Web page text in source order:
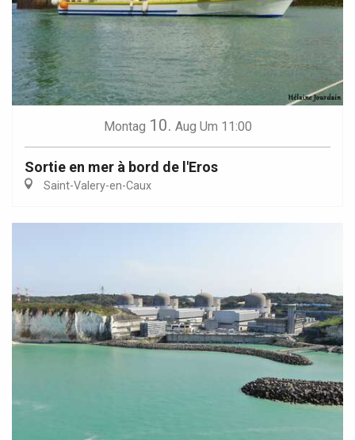
Montag 10. Aug Um 11:00
Sortie en mer à bord de l'Eros
Saint-Valery-en-Caux